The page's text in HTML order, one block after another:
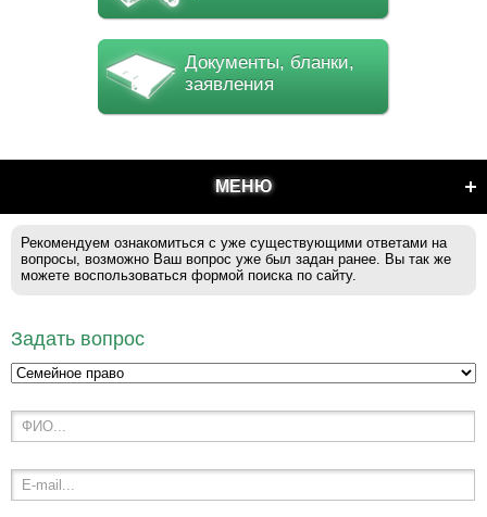
Документы, бланки,
заявления
МЕНЮ
Рекомендуем ознакомиться с уже существующими ответами на
вопросы, возможно Ваш вопрос уже был задан ранее. Вы так же
можете воспользоваться формой поиска по сайту.
Задать вопрос
ФИО...
E-mail...